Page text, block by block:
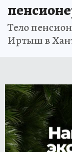
Тело
Иртыш в